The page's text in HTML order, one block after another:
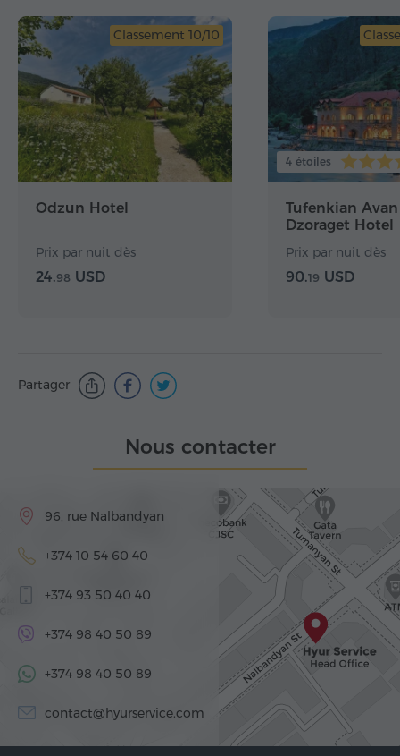
Classement 10/10
Odzun Hotel
Prix par nuit dès
24.98 USD
4 étoiles
Tufenkian Avan
Dzoraget Hotel
Prix par nuit dès
90.19 USD
Partager
Nous contacter
96, rue Nalbandyan
+374 10 54 60 40
+374 93 50 40 40
+374 98 40 50 89
+374 98 40 50 89
contact@hyurservice.com